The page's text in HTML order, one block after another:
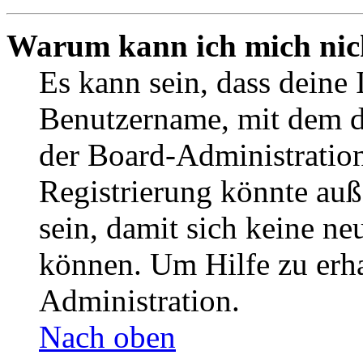
Warum kann ich mich
Es kann sein, dass
Benutzername, mit dem
der Board-
Registrierung könnte
sein, damit sich keine
können. Um Hilfe zu
Administration.
Nach oben